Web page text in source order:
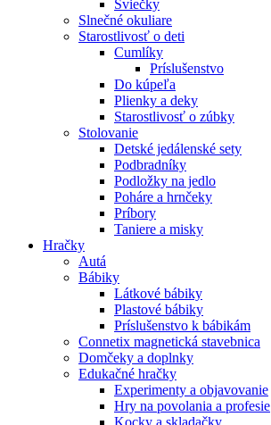
Sviečky
Slnečné okuliare
Starostlivosť o deti
Cumlíky
Príslušenstvo
Do kúpeľa
Plienky a deky
Starostlivosť o zúbky
Stolovanie
Detské jedálenské sety
Podbradníky
Podložky na jedlo
Poháre a hrnčeky
Príbory
Taniere a misky
Hračky
Autá
Bábiky
Látkové bábiky
Plastové bábiky
Príslušenstvo k bábikám
Connetix magnetická stavebnica
Domčeky a doplnky
Edukačné hračky
Experimenty a objavovanie
Hry na povolania a profesie
Kocky a skladačky